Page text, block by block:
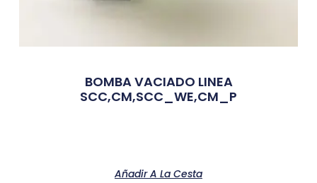
BOMBA VACIADO LINEA
SCC,CM,SCC_WE,CM_P
Añadir A La Cesta